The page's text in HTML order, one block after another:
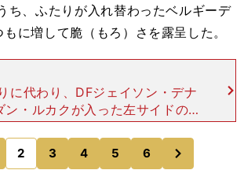
ち、ふたりが入れ替わったベルギーデ
に増して脆（もろ）さを露呈した。
に代わり、DFジェイソン・デナ
・ルカクが入った左サイドの守
ンスが悪く、前後左右に間延びし
を空けてしまう。すると、ぽっか
りと空いたその危
のページへ
2 3 4 5 6
のページへ